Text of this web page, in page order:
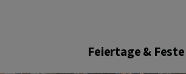
Feiertage & Feste